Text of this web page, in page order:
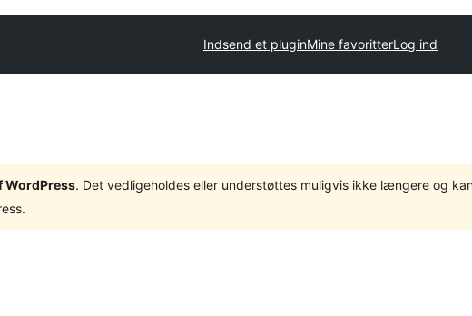
Indsend et pluginMine favoritterLog ind
WordPress. Det vedligeholdes eller understøttes muligvis ikke længere og